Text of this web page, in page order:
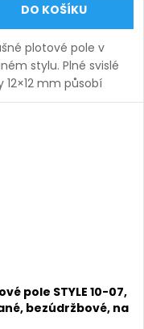
DO KOŠÍKU
plotové pole v
stylu. Plné svislé
12×12 mm působí
a nadčasově.
pole STYLE 10-07,
bezúdržbové, na